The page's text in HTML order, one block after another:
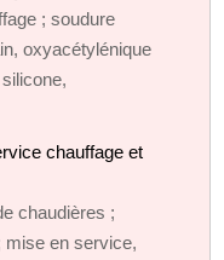
; soudure
oxyacétylénique
chauffage et
chaudières ;
mise en service,